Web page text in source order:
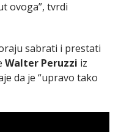
ovoga”, tvrdi
sabrati i prestati
Walter Peruzzi iz
da je “upravo tako